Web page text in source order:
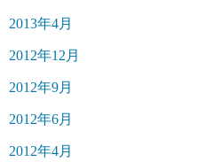
2013年4月
2012年12月
2012年9月
2012年6月
2012年4月